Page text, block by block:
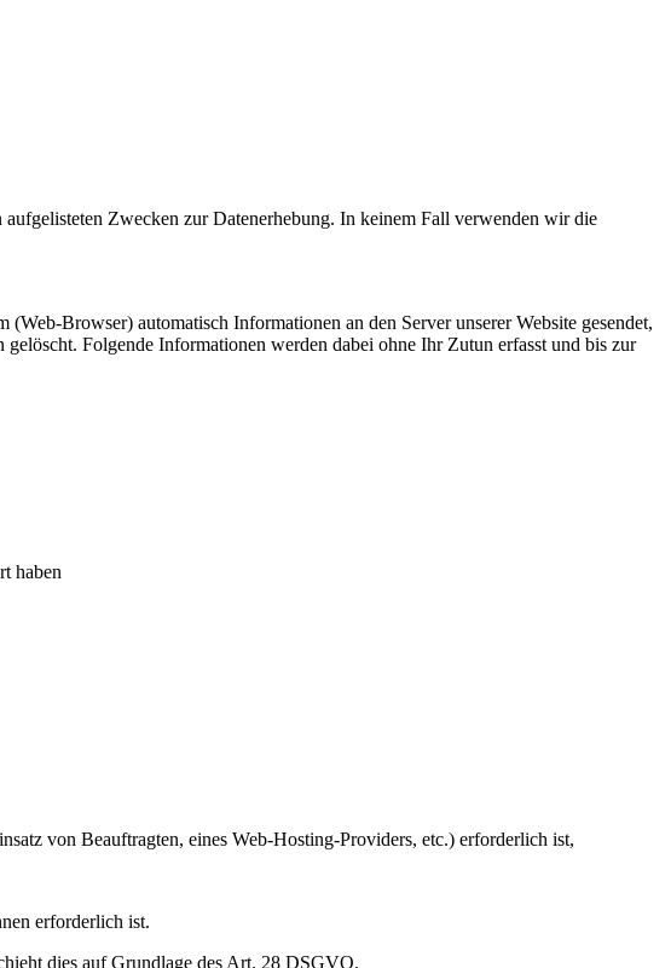
Zwecken zur Datenerhebung. In keinem Fall verwenden wir die
Browser) automatisch Informationen an den Server unserer Website gesendet,
Folgende Informationen werden dabei ohne Ihr Zutun erfasst und bis zur
haben
von Beauftragten, eines Web-Hosting-Providers, etc.) erforderlich ist,
erforderlich ist.
dies auf Grundlage des Art. 28 DSGVO.